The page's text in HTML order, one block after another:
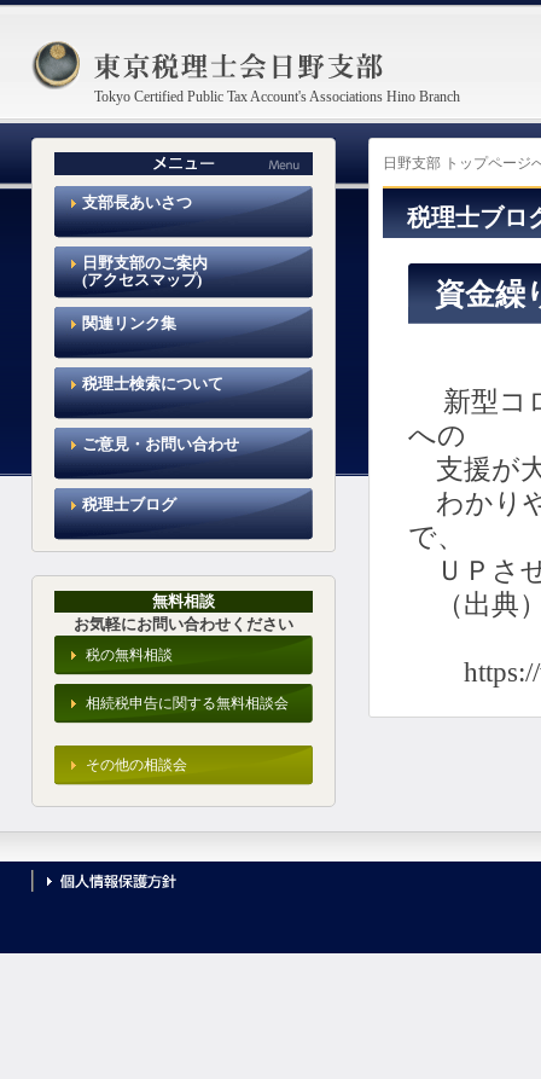
東京税理士会日野支部
Tokyo Certified Public Tax Account's Associations Hino Branch
日野支部 トップページ
税理士ブロ
資金繰
新型コ
への
支援が
わかり
で、
ＵＰさ
（出典
支部長あいさつ
日野支部のご案内
(アクセスマップ)
関連リンク集
税理士検索について
ご意見・お問い合わせ
税理士ブログ
無料相談
お気軽にお問い合わせください
税の無料相談
相続税申告に関する無料相談会
その他の相談会